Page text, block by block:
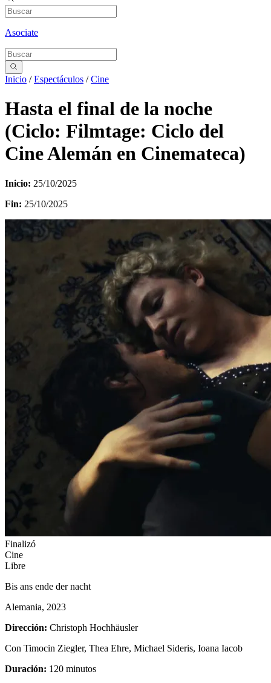
Asociate
Inicio /Espectáculos /Cine
Hasta el final de la noche
(Ciclo: Filmtage: Ciclo del
Cine Alemán en Cinemateca)
Inicio: 25/10/2025
Fin: 25/10/2025
Finalizó
Cine
Libre
Bis ans ende der nacht
Alemania, 2023
Dirección: Christoph Hochhäusler
Con Timocin Ziegler, Thea Ehre, Michael Sideris, Ioana Iacob
Duración: 120 minutos